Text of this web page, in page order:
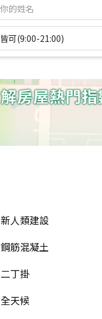
皆可(9:00-21:00)
新人類建設
鋼筋混凝土
二丁掛
全天候